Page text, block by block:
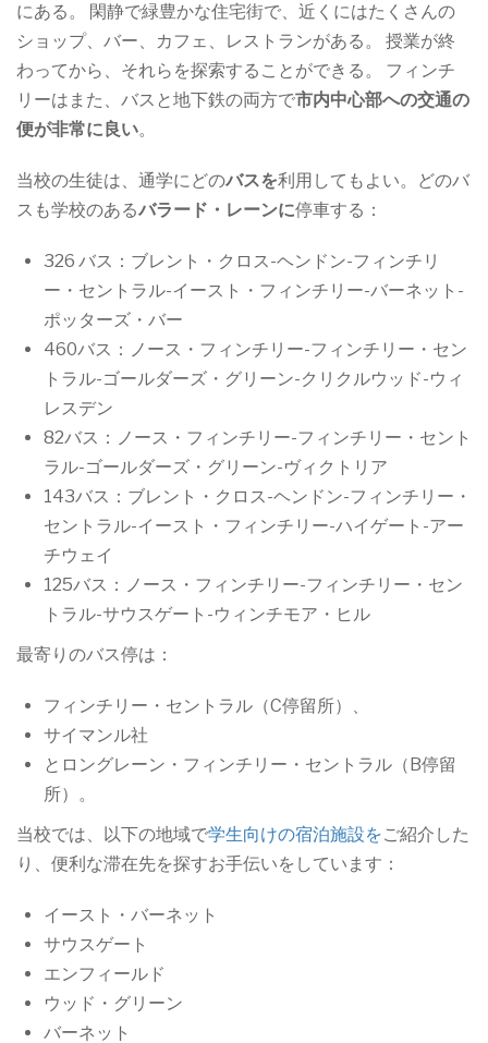
にある。 閑静で緑豊かな住宅街で、近くにはたくさんの
ショップ、バー、カフェ、レストランがある。 授業が終
わってから、それらを探索することができる。 フィンチ
リーはまた、バスと地下鉄の両方で市内中心部への交通の
便が非常に良い。
当校の生徒は、通学にどのバスを利用してもよい。どのバ
スも学校のあるバラード・レーンに停車する：
326 バス：ブレント・クロス-ヘンドン-フィンチリ
ー・セントラル-イースト・フィンチリー-バーネット-
ポッターズ・バー
460バス：ノース・フィンチリー-フィンチリー・セン
トラル-ゴールダーズ・グリーン-クリクルウッド-ウィ
レスデン
82バス：ノース・フィンチリー-フィンチリー・セント
ラル-ゴールダーズ・グリーン-ヴィクトリア
143バス：ブレント・クロス-ヘンドン-フィンチリー・
セントラル-イースト・フィンチリー-ハイゲート-アー
チウェイ
125バス：ノース・フィンチリー-フィンチリー・セン
トラル-サウスゲート-ウィンチモア・ヒル
最寄りのバス停は：
フィンチリー・セントラル（C停留所）、
サイマンル社
とロングレーン・フィンチリー・セントラル（B停留
所）。
当校では、以下の地域で学生向けの宿泊施設をご紹介した
り、便利な滞在先を探すお手伝いをしています：
イースト・バーネット
サウスゲート
エンフィールド
ウッド・グリーン
バーネット